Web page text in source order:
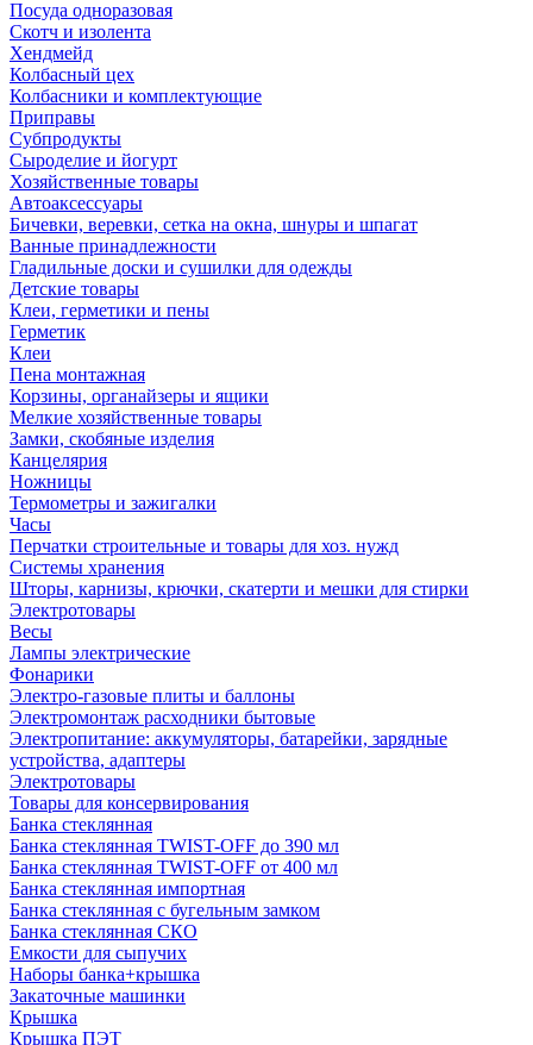
Посуда одноразовая
Скотч и изолента
Хендмейд
Колбасный цех
Колбасники и комплектующие
Приправы
Субпродукты
Сыроделие и йогурт
Хозяйственные товары
Автоаксессуары
Бичевки, веревки, сетка на окна, шнуры и шпагат
Ванные принадлежности
Гладильные доски и сушилки для одежды
Детские товары
Клеи, герметики и пены
Герметик
Клеи
Пена монтажная
Корзины, органайзеры и ящики
Мелкие хозяйственные товары
Замки, скобяные изделия
Канцелярия
Ножницы
Термометры и зажигалки
Часы
Перчатки строительные и товары для хоз. нужд
Системы хранения
Шторы, карнизы, крючки, скатерти и мешки для стирки
Электротовары
Весы
Лампы электрические
Фонарики
Электро-газовые плиты и баллоны
Электромонтаж расходники бытовые
Электропитание: аккумуляторы, батарейки, зарядные
устройства, адаптеры
Электротовары
Товары для консервирования
Банка стеклянная
Банка стеклянная TWIST-OFF до 390 мл
Банка стеклянная TWIST-OFF от 400 мл
Банка стеклянная импортная
Банка стеклянная с бугельным замком
Банка стеклянная СКО
Емкости для сыпучих
Наборы банка+крышка
Закаточные машинки
Крышка
Крышка ПЭТ